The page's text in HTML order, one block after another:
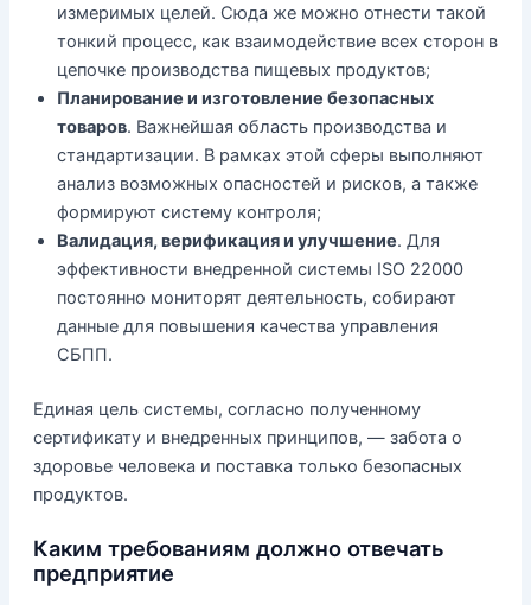
измеримых целей. Сюда же можно отнести такой
тонкий процесс, как взаимодействие всех сторон в
цепочке производства пищевых продуктов;
Планирование и изготовление безопасных
товаров. Важнейшая область производства и
стандартизации. В рамках этой сферы выполняют
анализ возможных опасностей и рисков, а также
формируют систему контроля;
Валидация, верификация и улучшение. Для
эффективности внедренной системы ISO 22000
постоянно мониторят деятельность, собирают
данные для повышения качества управления
СБПП.
Единая цель системы, согласно полученному
сертификату и внедренных принципов, — забота о
здоровье человека и поставка только безопасных
продуктов.
Каким требованиям должно отвечать
предприятие